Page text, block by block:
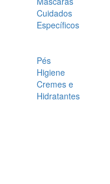
Cuidados
Específicos
Pés
Higiene
Cremes e
Hidratantes